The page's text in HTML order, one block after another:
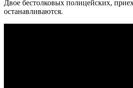
Двое бестолковых полицейских,
останавливаются.